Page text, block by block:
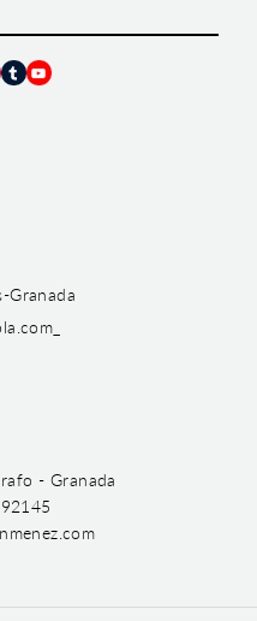
TumblrYouTube
- Granada